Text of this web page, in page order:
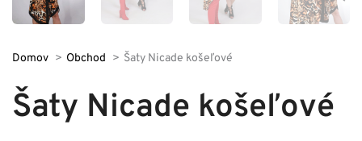
Domov Obchod Šaty Nicade košeľové
Šaty Nicade košeľové